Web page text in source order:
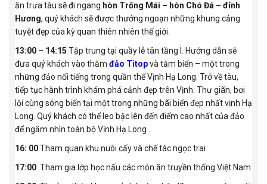
ăn trưa tàu sẽ đi ngang hòn Trống Mái – hòn Chó Đá – đỉnh
Hương, quý khách sẽ được thưởng ngoạn những khung cảng
tuyệt đẹp của kỳ quan thiên nhiên thế giới.
13:00 – 14:15 Tập trung tại quầy lễ tân tầng I. Hướng dẫn sẽ
đưa quý khách vào thăm đảo Titopvà tắm biển – một trong
những đảo nổi tiếng trong quần thể Vịnh Hạ Long. Trở về tàu,
tiếp tục hành trình khám phá cảnh đẹp trên Vịnh. Thư giãn, bơi
lội cùng sóng biển tại một trong những bãi biển đẹp nhất vịnh Hạ
Long. Quý khách có thể leo bậc lên đến điểm cao nhất của đảo
để ngắm nhìn toàn bộ Vịnh Hạ Long .
16: 00Tham quan khu nuôi cấy và chế tác ngọc trai
17:00 Tham gia lớp học nấu các món ăn truyền thống Việt Nam